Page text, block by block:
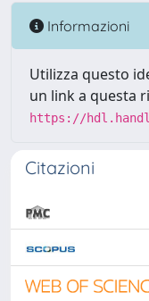
Informazioni
Utilizza questo
un link a questa
https://
Citazioni